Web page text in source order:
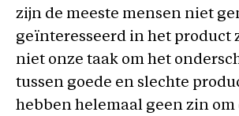
zijn de meeste mensen niet
geïnteresseerd in het product
niet onze taak om het
tussen goede en slechte
hebben helemaal geen zin om